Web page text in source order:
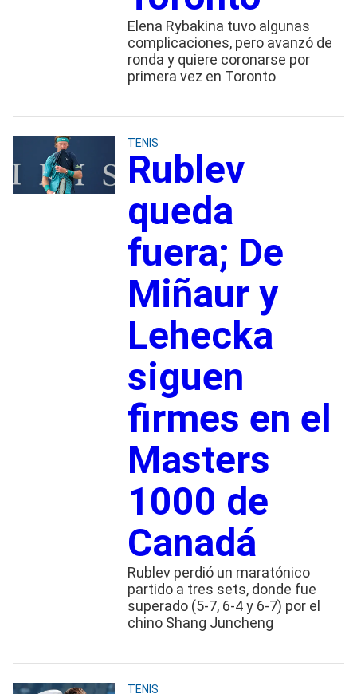
Elena Rybakina tuvo algunas
complicaciones, pero avanzó de
ronda y quiere coronarse por
primera vez en Toronto
TENIS
Rublev
queda
fuera; De
Miñaur y
Lehecka
siguen
firmes en el
Masters
1000 de
Canadá
Rublev perdió un maratónico
partido a tres sets, donde fue
superado (5-7, 6-4 y 6-7) por el
chino Shang Juncheng
TENIS